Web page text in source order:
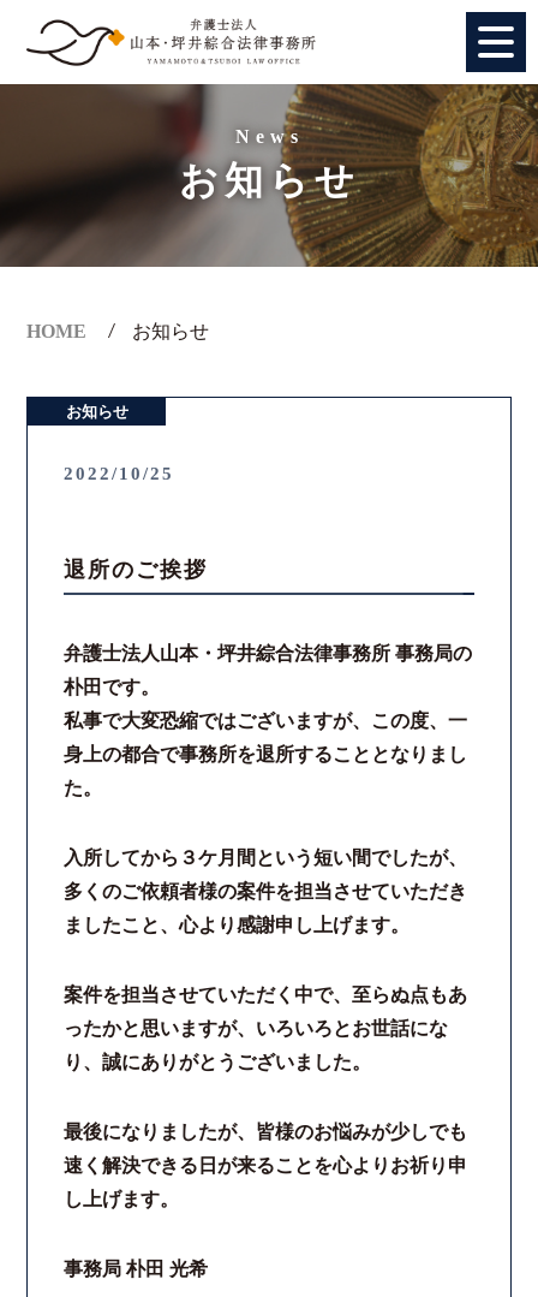
法人のお客様
ご相談の流れ
弁護士費用
解決事例
お客様の声
採用情報
スタッフインタビュー
カウンセリング
法律相談継続サポートプラン
よくあるご質問
リモート相談
News
お知らせ
HOME お知らせ
お知らせ
2022/10/25
退所のご挨拶
弁護士法人山本・坪井綜合法律事務所 事務局の
朴田です。
私事で大変恐縮ではございますが、この度、一
身上の都合で事務所を退所することとなりまし
た。
入所してから３ケ月間という短い間でしたが、
多くのご依頼者様の案件を担当させていただき
ましたこと、心より感謝申し上げます。
案件を担当させていただく中で、至らぬ点もあ
ったかと思いますが、いろいろとお世話にな
り、誠にありがとうございました。
最後になりましたが、皆様のお悩みが少しでも
速く解決できる日が来ることを心よりお祈り申
し上げます。
事務局 朴田 光希